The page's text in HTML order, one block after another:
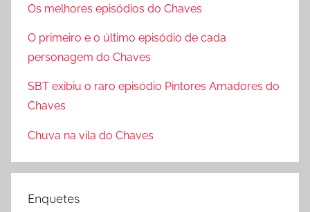
a
r
r
:
Os melhores episódios do Chaves
O primeiro e o último episódio de cada
personagem do Chaves
SBT exibiu o raro episódio Pintores Amadores do
Chaves
Chuva na vila do Chaves
Enquetes